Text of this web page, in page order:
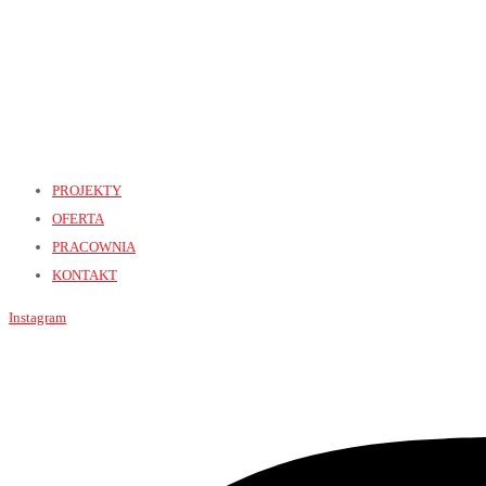
PROJEKTY
OFERTA
PRACOWNIA
KONTAKT
Instagram